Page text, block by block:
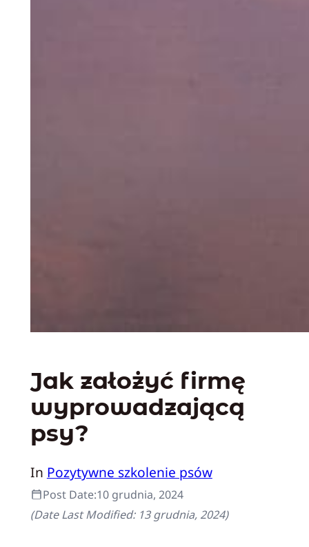
Jak założyć firmę
wyprowadzającą
psy?
In Pozytywne szkolenie psów
Post Date:10 grudnia, 2024
(Date Last Modified: 13 grudnia, 2024)